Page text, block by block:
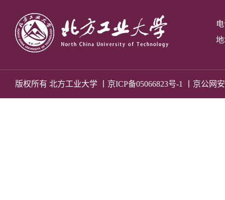
版权所有 北方工业大学 丨 京ICP备05066823号-1 丨京公网